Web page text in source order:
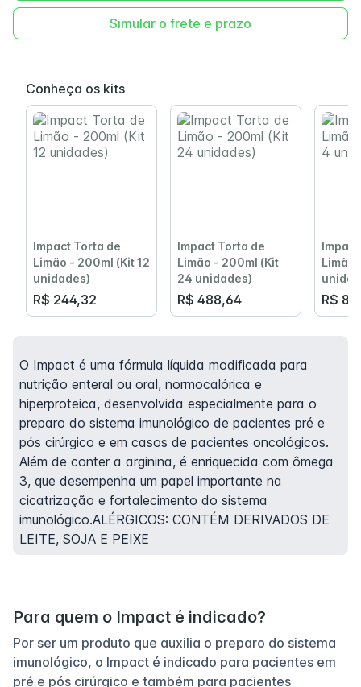
Simular o frete e prazo
Conheça os kits
Impact Torta de
Limão - 200ml (Kit 12
unidades)
R$ 244,32
Impact Torta de
Limão - 200ml (Kit
24 unidades)
R$ 488,64
Limão
R$
O Impact é uma fórmula líquida modificada para
nutrição enteral ou oral, normocalórica e
hiperproteica, desenvolvida especialmente para o
preparo do sistema imunológico de pacientes pré e
pós cirúrgico e em casos de pacientes oncológicos.
Além de conter a arginina, é enriquecida com ômega
3, que desempenha um papel importante na
cicatrização e fortalecimento do sistema
imunológico.ALÉRGICOS: CONTÉM DERIVADOS DE
LEITE, SOJA E PEIXE
Para quem o Impact é indicado?
Por ser um produto que auxilia o preparo do sistema
imunológico, o Impact é indicado para pacientes em
pré e pós cirúrgico e também para pacientes